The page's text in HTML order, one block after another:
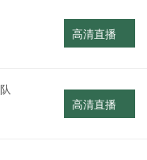
高清直播
高清直播